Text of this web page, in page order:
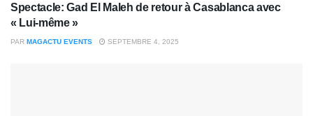
Spectacle: Gad El Maleh de retour à Casablanca avec
« Lui-même »
PAR MAGACTU EVENTS SEPTEMBRE 4, 2025